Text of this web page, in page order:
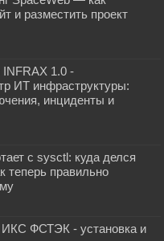
и разместить проект
1.0 -
ИТ инфраструктуры:
инциденты и
с sysctl: куда делся
теперь правильно
ИКС ФСТЭК - установка и